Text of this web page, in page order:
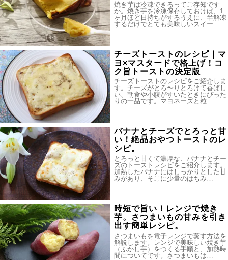
焼き芋は冷凍できるってご存知です
か。焼き芋を冷凍保存しておけば、1
ヶ月ほど日持ちがするうえに、半解凍
するだけでとても美味しいスイー…
チーズトーストのレシピ｜マ
ヨ×マスタードで格上げ！コ
ク旨トーストの決定版
チーズトーストのレシピをご紹介しま
す。チーズがとろ〜りとろけて香ばし
い、朝食や小腹がすいたときにぴった
りの一品です。マヨネーズと粒…
バナナとチーズでとろっと甘
い！絶品おやつトーストのレ
シピ。
とろっと甘くて濃厚な、バナナとチー
ズのトーストレシピをご紹介します。
加熱したバナナにはしっかりとした甘
みがあり、そこに少量のはちみ…
時短で旨い！レンジで焼き
芋。さつまいもの甘みを引き
出す簡単レシピ。
さつまいもを電子レンジで蒸す方法を
解説します。レンジで美味しい焼き芋
（ふかし芋）をつくる手順と、加熱時
間についてです。さつまいもは…